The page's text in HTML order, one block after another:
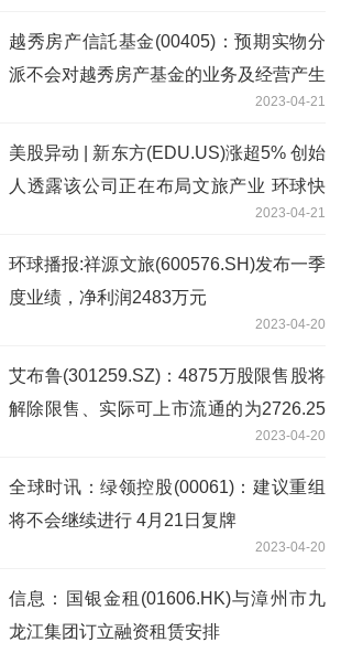
越秀房产信託基金(00405)：预期实物分
派不会对越秀房产基金的业务及经营产生
2023-04-21
美股异动 | 新东方(EDU.US)涨超5% 创始
人透露该公司正在布局文旅产业 环球快
2023-04-21
环球播报:祥源文旅(600576.SH)发布一季
度业绩，净利润2483万元
2023-04-20
艾布鲁(301259.SZ)：4875万股限售股将
解除限售、实际可上市流通的为2726.25
2023-04-20
全球时讯：绿领控股(00061)：建议重组
将不会继续进行 4月21日复牌
2023-04-20
信息：国银金租(01606.HK)与漳州市九
龙江集团订立融资租赁安排